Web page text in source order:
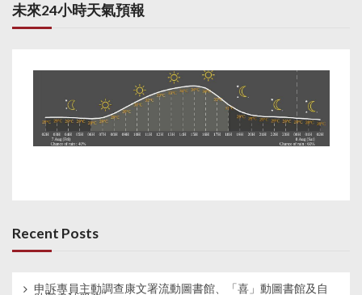
未來24小時天氣預報
Recent Posts
申訴專員主動調查康文署流動圖書館、「喜」動圖書館及自